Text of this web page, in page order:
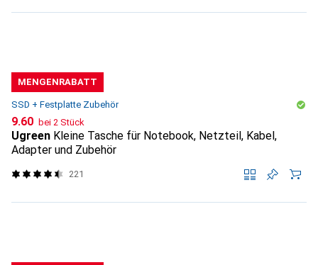
MENGENRABATT
SSD + Festplatte Zubehör
CHF
9.60 bei 2 Stück
Ugreen Kleine Tasche für Notebook, Netzteil, Kabel,
Adapter und Zubehör
221